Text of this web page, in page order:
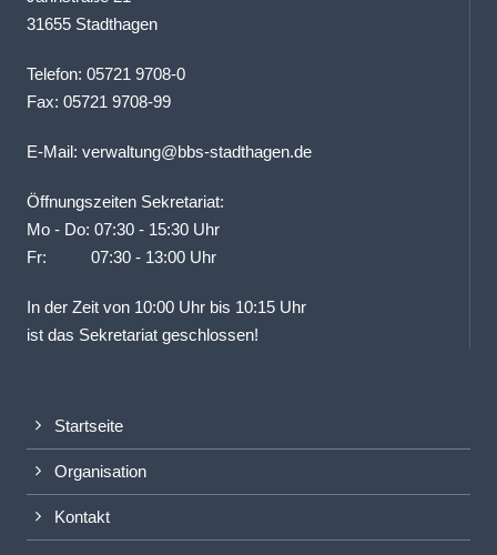
31655 Stadthagen
Telefon: 05721 9708-0
Fax: 05721 9708-99
E-Mail: verwaltung@bbs-stadthagen.de
Öffnungszeiten Sekretariat:
Mo - Do: 07:30 - 15:30 Uhr
Fr: 07:30 - 13:00 Uhr
In der Zeit von 10:00 Uhr bis 10:15 Uhr
ist das Sekretariat geschlossen!
Startseite
Organisation
Kontakt